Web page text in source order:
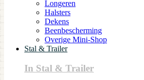
Longeren
Halsters
Dekens
Beenbescherming
Overige Mini-Shop
Stal & Trailer
In Stal & Trailer